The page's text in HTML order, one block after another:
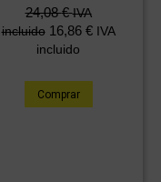
24,08€ IVA
incluido 16,86 € IVA
incluido
Comprar